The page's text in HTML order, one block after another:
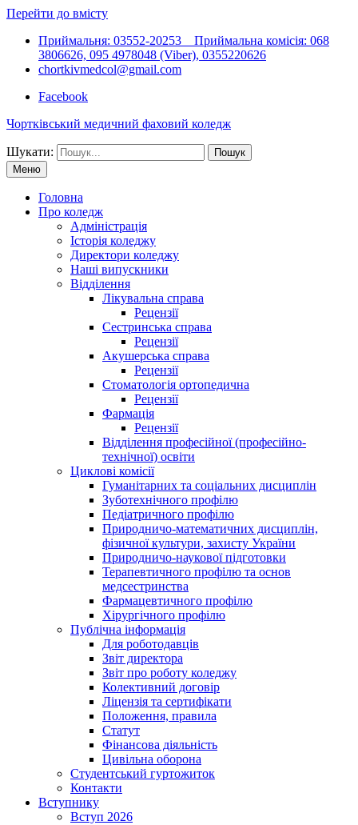
Перейти до вмісту
Приймальня: 03552-20253 Приймальна комісія: 068
3806626, 095 4978048 (Viber), 0355220626
chortkivmedcol@gmail.com
Facebook
Чортківський медичний фаховий коледж
Шукати:
Меню
Головна
Про коледж
Адміністрація
Історія коледжу
Директори коледжу
Наші випускники
Відділення
Лікувальна справа
Рецензії
Сестринська справа
Рецензії
Акушерська справа
Рецензії
Стоматологія ортопедична
Рецензії
Фармація
Рецензії
Відділення професійної (професійно-
технічної) освіти
Циклові комісії
Гуманітарних та соціальних дисциплін
Зуботехнічного профілю
Педіатричного профілю
Природничо-математичних дисциплін,
фізичної культури, захисту України
Природничо-наукової підготовки
Терапевтичного профілю та основ
медсестринства
Фармацевтичного профілю
Хірургічного профілю
Публічна інформація
Для роботодавців
Звіт директора
Звіт про роботу коледжу
Колективний договір
Ліцензія та сертифікати
Положення, правила
Статут
Фінансова діяльність
Цивільна оборона
Студентський гуртожиток
Контакти
Вступнику
Вступ 2026